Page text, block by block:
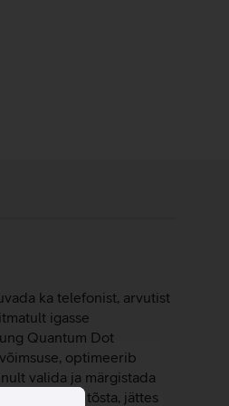
ka telefonist, arvutist
igasse
Quantum Dot
optimeerib
valida ja märgistada
aluspinnalt tõsta, jättes